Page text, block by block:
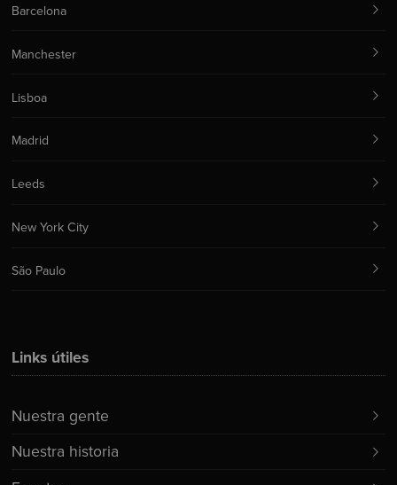
Links útiles
Nuestra gente
Nuestra historia
Barcelona
Manchester
Lisboa
Madrid
Leeds
New York City
São Paulo